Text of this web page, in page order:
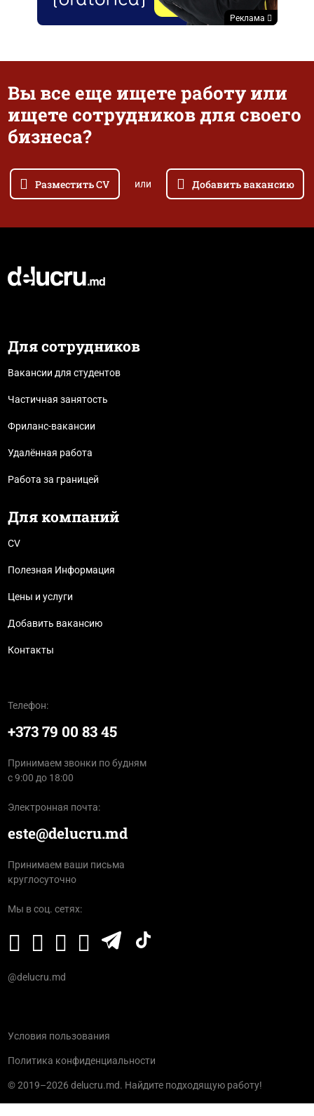
Реклама
Вы все еще ищете работу или
ищете сотрудников для своего
бизнеса?
Разместить CV или Добавить вакансию
Для сотрудников
Вакансии для студентов
Частичная занятость
Фриланс-вакансии
Удалённая работа
Работа за границей
Для компаний
CV
Полезная Информация
Цены и услуги
Добавить вакансию
Контакты
Телефон:
+373 79 00 83 45
Принимаем звонки по будням
с 9:00 до 18:00
Электронная почта:
este@delucru.md
Принимаем ваши письма
круглосуточно
Мы в соц. сетях:
@delucru.md
© 2019–2026 delucru.md. Найдите подходящую работу!
Условия пользования
Политика конфиденциальности